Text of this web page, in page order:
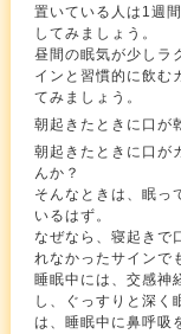
置いている人は1週
してみましょう。
昼間の眠気が少しラ
インと習慣的に飲む
てみましょう。
朝起きたときに口が
朝起きたときに口が
んか？
そんなときは、眠っ
いるはず。
なぜなら、寝起きで
れなかったサインで
睡眠中には、交感神
し、ぐっすりと深く
は、睡眠中に鼻呼吸